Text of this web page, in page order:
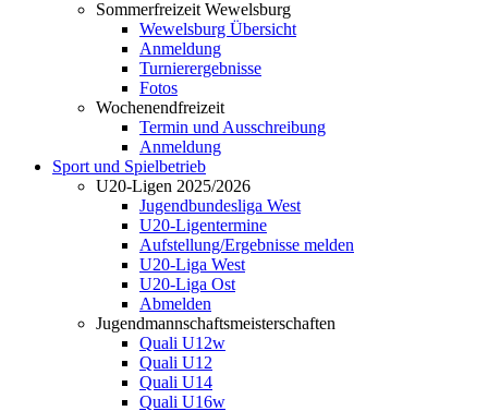
Sommerfreizeit Wewelsburg
Wewelsburg Übersicht
Anmeldung
Turnierergebnisse
Fotos
Wochenendfreizeit
Termin und Ausschreibung
Anmeldung
Sport und Spielbetrieb
U20-Ligen 2025/2026
Jugendbundesliga West
U20-Ligentermine
Aufstellung/Ergebnisse melden
U20-Liga West
U20-Liga Ost
Abmelden
Jugendmannschaftsmeisterschaften
Quali U12w
Quali U12
Quali U14
Quali U16w